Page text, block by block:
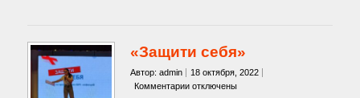
«Защити себя»
Автор: admin
18 октября, 2022
Комментариикотключены